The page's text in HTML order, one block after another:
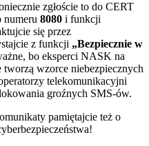
zgłoście to do CERT
numeru 8080 i funkcji
się przez
z funkcji „Bezpiecznie w
bo eksperci NASK na
tworzą wzorce niebezpiecznych
telekomunikacyjni
groźnych SMS-ów.
pamiętajcie też o